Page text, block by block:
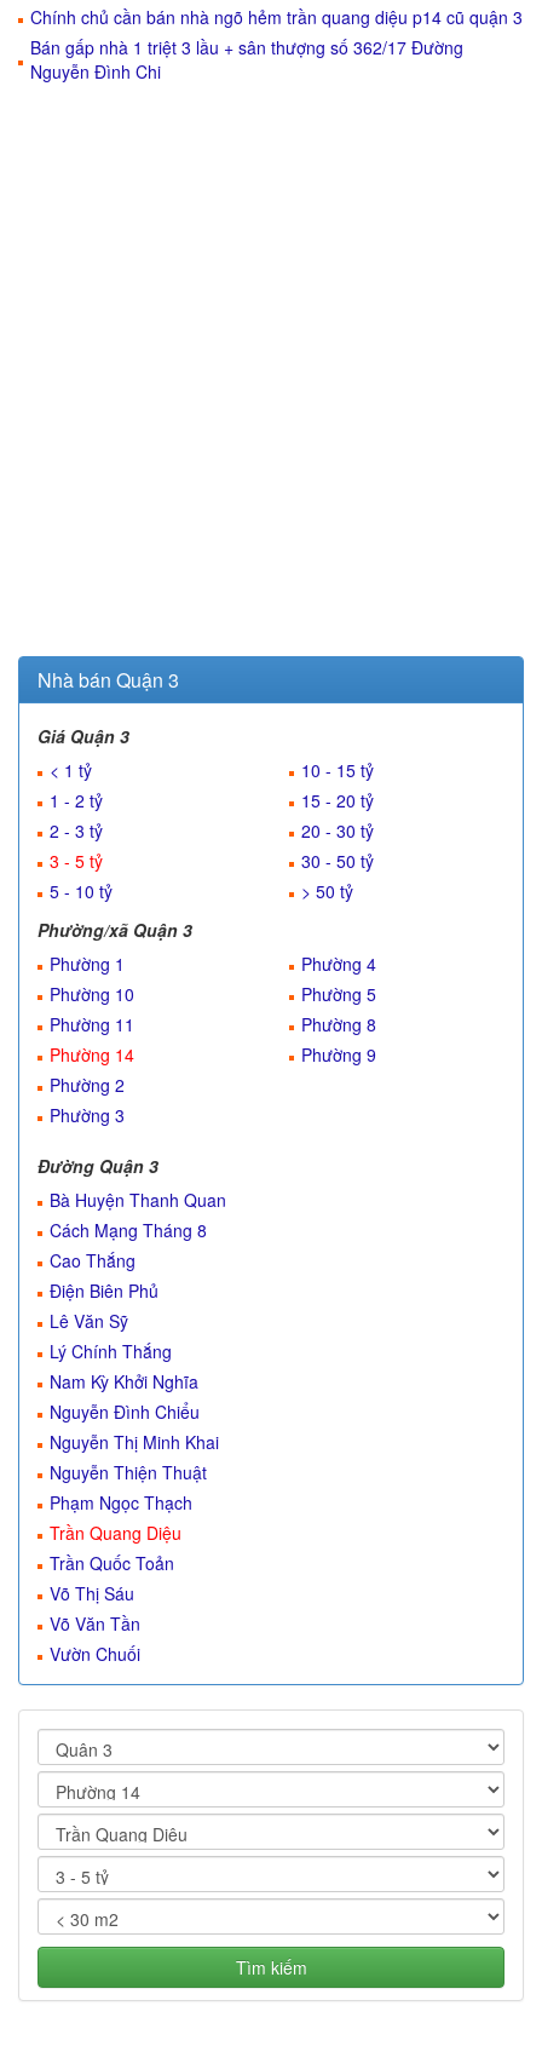
Chính chủ cần bán nhà ngõ hẻm trần quang diệu p14 cũ quận 3
Bán gấp nhà 1 triệt 3 lầu + sân thượng số 362/17 Đường
Nguyễn Đình Chi
Nhà bán Quận 3
Giá Quận 3
< 1 tỷ
1 - 2 tỷ
2 - 3 tỷ
3 - 5 tỷ
5 - 10 tỷ
10 - 15 tỷ
15 - 20 tỷ
20 - 30 tỷ
30 - 50 tỷ
> 50 tỷ
Phường/xã Quận 3
Phường 1
Phường 10
Phường 11
Phường 14
Phường 2
Phường 3
Phường 4
Phường 5
Phường 8
Phường 9
Đường Quận 3
Bà Huyện Thanh Quan
Cách Mạng Tháng 8
Cao Thắng
Điện Biên Phủ
Lê Văn Sỹ
Lý Chính Thắng
Nam Kỳ Khởi Nghĩa
Nguyễn Đình Chiểu
Nguyễn Thị Minh Khai
Nguyễn Thiện Thuật
Phạm Ngọc Thạch
Trần Quang Diệu
Trần Quốc Toản
Võ Thị Sáu
Võ Văn Tần
Vườn Chuối
Tìm kiếm